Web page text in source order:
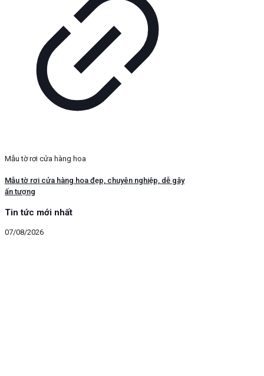
Mẫu tờ rơi cửa hàng hoa
Mẫu tờ rơi cửa hàng hoa đẹp, chuyên nghiệp, dễ gây
ấn tượng
Tin tức mới nhất
07/08/2026